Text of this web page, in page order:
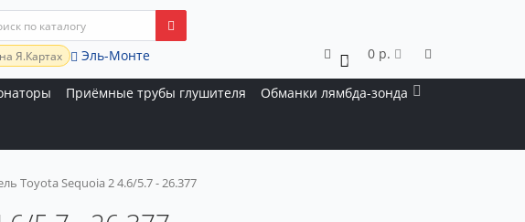
на Я.Картах Эль-Монте 0 0 р.
Приёмные трубы глушителя Обманки лямбда-зонда
Toyota Sequoia 2 4.6/5.7 - 26.377